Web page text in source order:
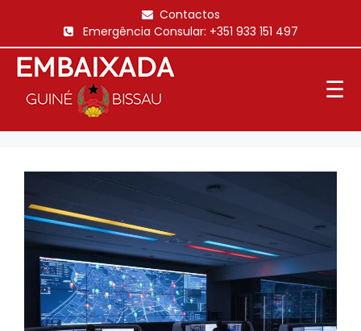
o
conteúdo
Contactos
Emergência Consular: +351 933 151 497
☰